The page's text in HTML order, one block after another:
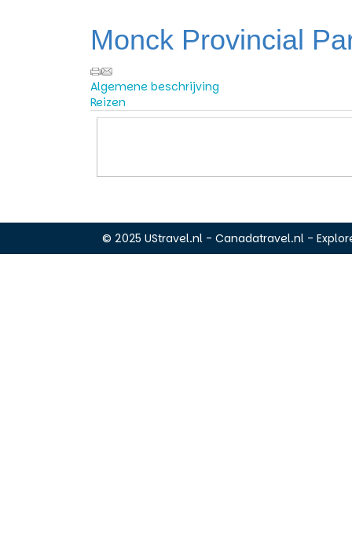
Monck Provincial
Algemene beschrijving
Reizen
© 2025 UStravel.nl - Canadatravel.nl -